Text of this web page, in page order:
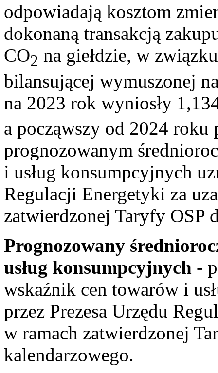
odpowiadają kosztom
dokonaną transakcją
CO2 na giełdzie, w
bilansującej wymuszonej
na 2023 rok wyniosły
a począwszy od 2024 roku
prognozowanym
i usług konsumpcyjnych
Regulacji Energetyki za
zatwierdzonej Taryfy OSP
Prognozowany
usług konsumpcyjnych -
wskaźnik cen towarów i
przez Prezesa Urzędu
w ramach zatwierdzonej
kalendarzowego.